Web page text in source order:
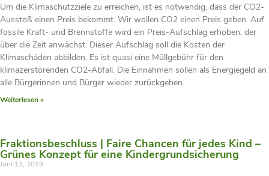
Um die Klimaschutzziele zu erreichen, ist es notwendig, dass der CO2-
Ausstoß einen Preis bekommt. Wir wollen CO2 einen Preis geben. Auf
fossile Kraft- und Brennstoffe wird ein Preis-Aufschlag erhoben, der
über die Zeit anwächst. Dieser Aufschlag soll die Kosten der
Klimaschäden abbilden. Es ist quasi eine Müllgebühr für den
klimazerstörenden CO2-Abfall. Die Einnahmen sollen als Energiegeld an
alle Bürgerinnen und Bürger wieder zurückgehen.
Weiterlesen »
Fraktionsbeschluss | Faire Chancen für jedes Kind –
Grünes Konzept für eine Kindergrundsicherung
Juni 13, 2019